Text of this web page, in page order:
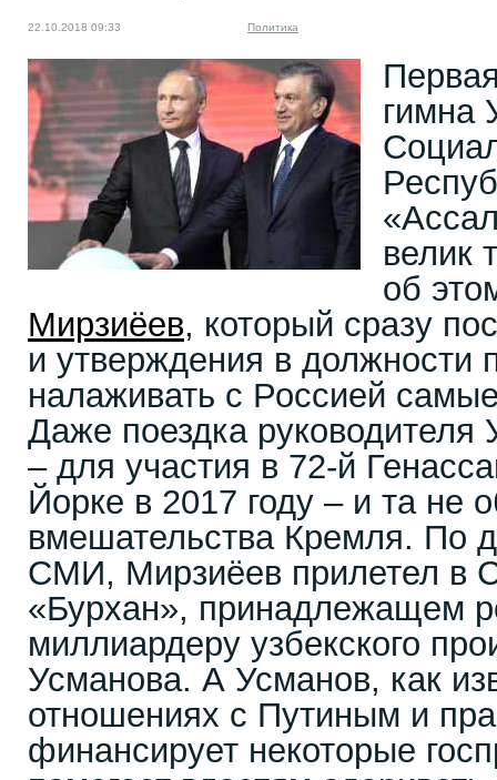
22.10.2018 09:33 Политика
гимна
велик
об
Мирзиёев, который сразу
и утверждения в должности
налаживать с Россией
Даже поездка руководителя
– для участия в 72-й
Йорке в 2017 году – и та не
вмешательства Кремля. По
СМИ, Мирзиёев прилетел в
«Бурхан», принадлежащем
миллиардеру узбекского
Усманова. А Усманов, как
отношениях с Путиным и
финансирует некоторые